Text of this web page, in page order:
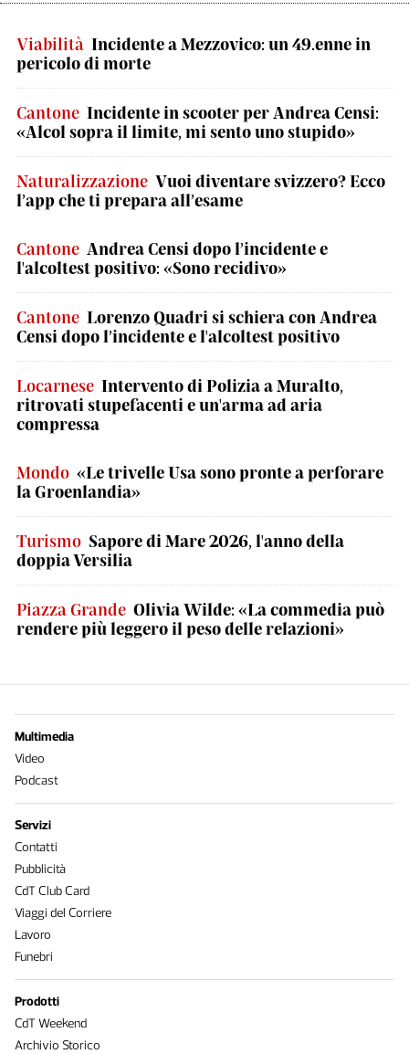
Viabilità Incidente a Mezzovico: un 49.enne in
pericolo di morte
Cantone Incidente in scooter per Andrea Censi:
«Alcol sopra il limite, mi sento uno stupido»
Naturalizzazione Vuoi diventare svizzero? Ecco
l’app che ti prepara all’esame
Cantone Andrea Censi dopo l’incidente e
l'alcoltest positivo: «Sono recidivo»
Cantone Lorenzo Quadri si schiera con Andrea
Censi dopo l’incidente e l'alcoltest positivo
Locarnese Intervento di Polizia a Muralto,
ritrovati stupefacenti e un'arma ad aria
compressa
Mondo «Le trivelle Usa sono pronte a perforare
la Groenlandia»
Turismo Sapore di Mare 2026, l'anno della
doppia Versilia
Piazza Grande Olivia Wilde: «La commedia può
rendere più leggero il peso delle relazioni»
Multimedia
Video
Podcast
Servizi
Contatti
Pubblicità
CdT Club Card
Viaggi del Corriere
Lavoro
Funebri
Prodotti
CdT Weekend
Archivio Storico